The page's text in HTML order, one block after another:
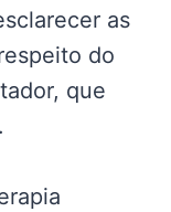
as
do
que